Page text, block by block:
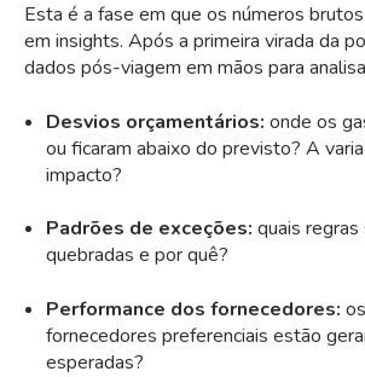
Esta é a fase em que os números
em insights. Após a primeira virada da
dados pós-viagem em mãos para
Desvios orçamentários: onde os
ou ficaram abaixo do previsto? A
impacto?
Padrões de exceções: quais regras
quebradas e por quê?
Performance dos fornecedores: os
fornecedores preferenciais estão
esperadas?